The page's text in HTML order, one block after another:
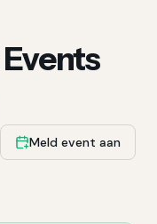
Meld event aan